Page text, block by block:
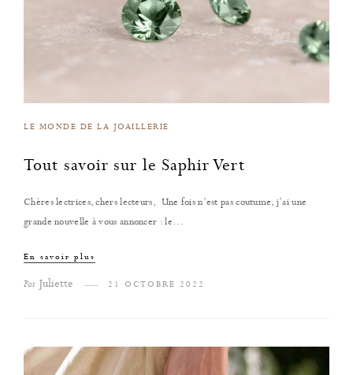
LE MONDE DE LA JOAILLERIE
Tout savoir sur le Saphir Vert
Chères lectrices, chers lecteurs, Une fois n’est pas coutume, j’ai une
grande nouvelle à vous annoncer : le…
En savoir plus
Par Juliette 21 OCTOBRE 2022